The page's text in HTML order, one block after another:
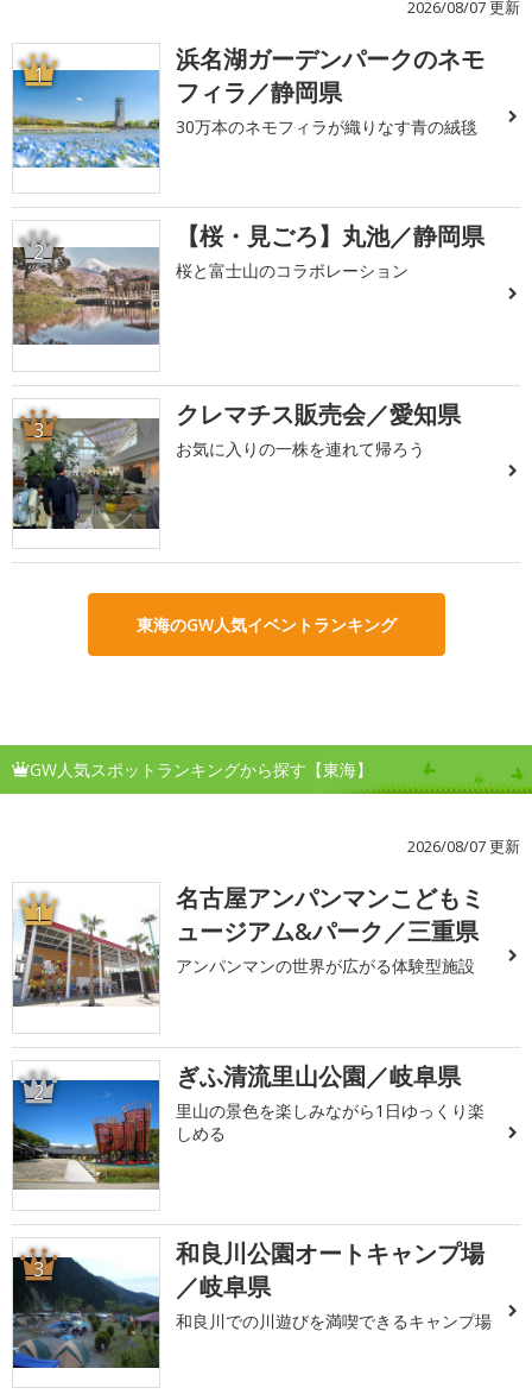
2026/08/07 更新
1
浜名湖ガーデンパークのネモ
フィラ／静岡県
30万本のネモフィラが織りなす青の絨毯
2 【桜・見ごろ】丸池／静岡県
桜と富士山のコラボレーション
3 クレマチス販売会／愛知県
お気に入りの一株を連れて帰ろう
東海のGW人気イベントランキング
GW人気スポットランキングから探す【東海】
2026/08/07 更新
1
名古屋アンパンマンこどもミ
ュージアム&パーク／三重県
アンパンマンの世界が広がる体験型施設
2 ぎふ清流里山公園／岐阜県
里山の景色を楽しみながら1日ゆっくり楽
しめる
3
和良川公園オートキャンプ場
／岐阜県
和良川での川遊びを満喫できるキャンプ場